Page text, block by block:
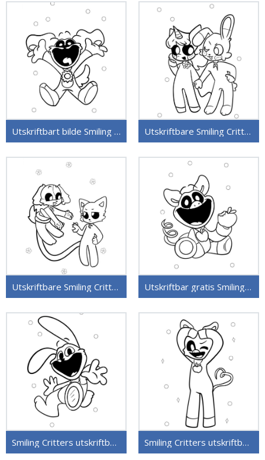
Utskriftbart bilde Smiling Critters Utskriftbare Smiling Critters uten kostnad
Utskriftbare Smiling Critters for barn Utskriftbar gratis Smiling Critters
Smiling Critters utskriftbart bilde Smiling Critters utskriftbare for barn